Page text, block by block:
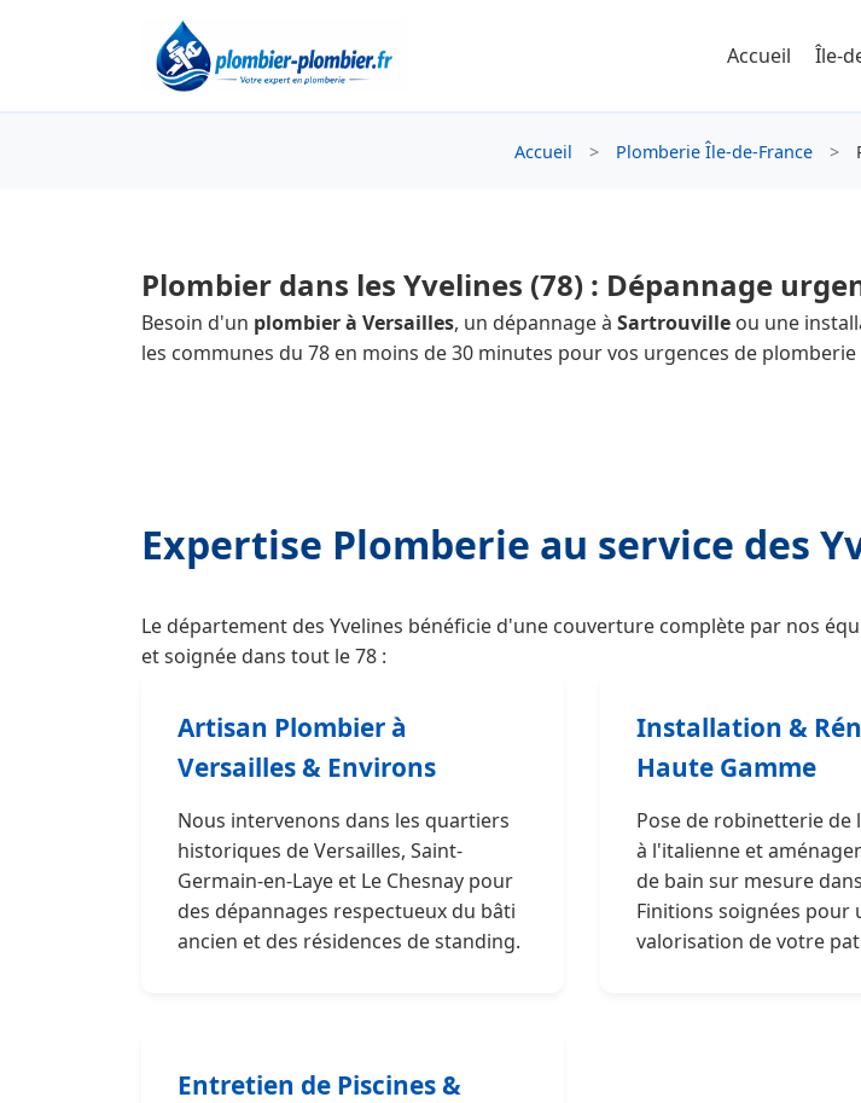
Accueil Île-
Accueil > Plomberie Île-de-France >
Plombier dans les Yvelines (78) : Dépannage
Besoin d'un plombier à Versailles, un dépannage à Sartrouville ou une
les communes du 78 en moins de 30 minutes pour vos urgences de
Expertise Plomberie au service des
Le département des Yvelines bénéficie d'une couverture complète par nos
et soignée dans tout le 78 :
Artisan Plombier à
Versailles & Environs
Nous intervenons dans les quartiers
historiques de Versailles, Saint-
Germain-en-Laye et Le Chesnay pour
des dépannages respectueux du bâti
ancien et des résidences de standing.
Installation &
Haute Gamme
Pose de robinetterie de
à l'italienne et
de bain sur mesure
Finitions soignées pour
valorisation de votre
Entretien de Piscines &